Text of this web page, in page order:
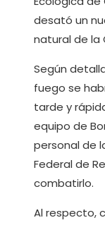
desató un
natural de la
Según
fuego se
tarde y
equipo de
personal de
Federal de
combatirlo.
Al respecto,